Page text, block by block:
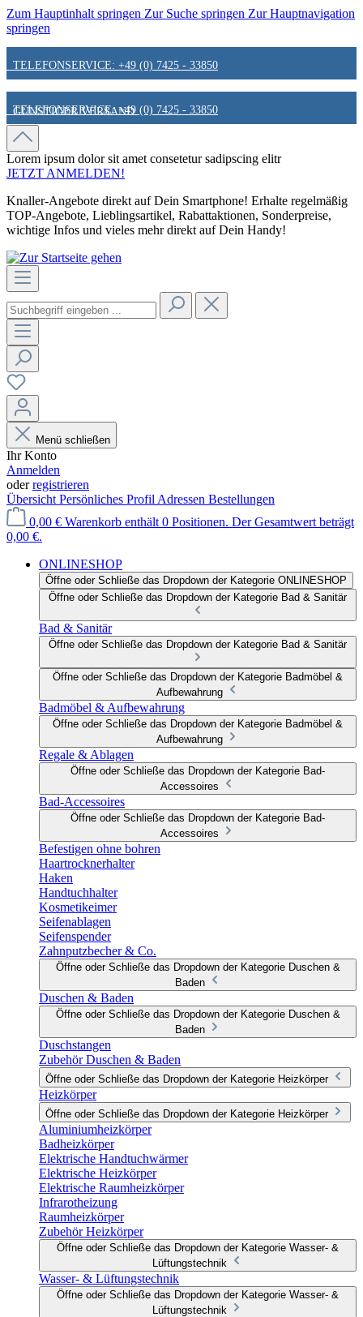
Zum Hauptinhalt springen Zur Suche springen Zur Hauptnavigation
springen
TELEFONSERVICE: +49 (0) 7425 - 33850
GÜNSTIGER VERSAND
FAIR & KUNDENORIENTIERT
HINWEIS ZU STATIONÄREN PREISEN
TELEFONSERVICE: +49 (0) 7425 - 33850
GÜNSTIGER VERSAND
FAIR & KUNDENORIENTIERT
HINWEIS ZU STATIONÄREN PREISEN
Lorem ipsum dolor sit amet consetetur sadipscing elitr
JETZT ANMELDEN!
Knaller-Angebote direkt auf Dein Smartphone! Erhalte regelmäßig
TOP-Angebote, Lieblingsartikel, Rabattaktionen, Sonderpreise,
wichtige Infos und vieles mehr direkt auf Dein Handy!
Menü schließen
Ihr Konto
Anmelden
oderregistrieren
Übersicht Persönliches Profil Adressen Bestellungen
0,00 € Warenkorb enthält 0 Positionen. Der Gesamtwert beträgt
0,00 €.
ONLINESHOP
Öffne oder Schließe das Dropdown der Kategorie ONLINESHOP
Öffne oder Schließe das Dropdown der Kategorie Bad & Sanitär
Bad & Sanitär
Öffne oder Schließe das Dropdown der Kategorie Bad & Sanitär
Öffne oder Schließe das Dropdown der Kategorie Badmöbel &
Aufbewahrung
Badmöbel & Aufbewahrung
Öffne oder Schließe das Dropdown der Kategorie Badmöbel &
Aufbewahrung
Regale & Ablagen
Öffne oder Schließe das Dropdown der Kategorie Bad-
Accessoires
Bad-Accessoires
Öffne oder Schließe das Dropdown der Kategorie Bad-
Accessoires
Befestigen ohne bohren
Haartrocknerhalter
Haken
Handtuchhalter
Kosmetikeimer
Seifenablagen
Seifenspender
Zahnputzbecher & Co.
Öffne oder Schließe das Dropdown der Kategorie Duschen &
Baden
Duschen & Baden
Öffne oder Schließe das Dropdown der Kategorie Duschen &
Baden
Duschstangen
Zubehör Duschen & Baden
Öffne oder Schließe das Dropdown der Kategorie Heizkörper
Heizkörper
Öffne oder Schließe das Dropdown der Kategorie Heizkörper
Aluminiumheizkörper
Badheizkörper
Elektrische Handtuchwärmer
Elektrische Heizkörper
Elektrische Raumheizkörper
Infrarotheizung
Raumheizkörper
Zubehör Heizkörper
Öffne oder Schließe das Dropdown der Kategorie Wasser- &
Lüftungstechnik
Wasser- & Lüftungstechnik
Öffne oder Schließe das Dropdown der Kategorie Wasser- &
Lüftungstechnik